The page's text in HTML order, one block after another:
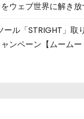
ウェブ世界に解き
ル「STRIGHT」取
ンペーン【ムームー